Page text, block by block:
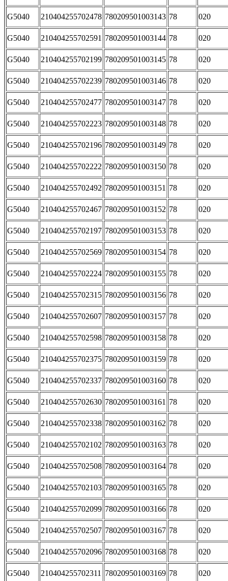
G5040 210404255702478 780209501003143 78 020
G5040 210404255702591 780209501003144 78 020
G5040 210404255702199 780209501003145 78 020
G5040 210404255702239 780209501003146 78 020
G5040 210404255702477 780209501003147 78 020
G5040 210404255702223 780209501003148 78 020
G5040 210404255702196 780209501003149 78 020
G5040 210404255702222 780209501003150 78 020
G5040 210404255702492 780209501003151 78 020
G5040 210404255702467 780209501003152 78 020
G5040 210404255702197 780209501003153 78 020
G5040 210404255702569 780209501003154 78 020
G5040 210404255702224 780209501003155 78 020
G5040 210404255702315 780209501003156 78 020
G5040 210404255702607 780209501003157 78 020
G5040 210404255702598 780209501003158 78 020
G5040 210404255702375 780209501003159 78 020
G5040 210404255702337 780209501003160 78 020
G5040 210404255702630 780209501003161 78 020
G5040 210404255702338 780209501003162 78 020
G5040 210404255702102 780209501003163 78 020
G5040 210404255702508 780209501003164 78 020
G5040 210404255702103 780209501003165 78 020
G5040 210404255702099 780209501003166 78 020
G5040 210404255702507 780209501003167 78 020
G5040 210404255702096 780209501003168 78 020
G5040 210404255702311 780209501003169 78 020